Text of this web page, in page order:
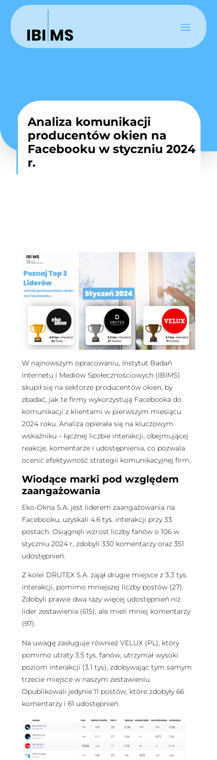
Analiza komunikacji
producentów okien na
Facebooku w styczniu 2024
r.
W najnowszym opracowaniu, Instytut Badań
Internetu i Mediów Społecznościowych (IBIMS)
skupił się na sektorze producentów okien, by
zbadać, jak te firmy wykorzystują Facebooka do
komunikacji z klientami w pierwszym miesiącu
2024 roku. Analiza opierała się na kluczowym
wskaźniku – łącznej liczbie interakcji, obejmującej
reakcje, komentarze i udostępnienia, co pozwala
ocenić efektywność strategii komunikacyjnej firm.
Wiodące marki pod względem
zaangażowania
Eko-Okna S.A. jest liderem zaangażowania na
Facebooku, uzyskali 4.6 tys. interakcji przy 33
postach. Osiągnęli wzrost liczby fanów o 106 w
styczniu 2024 r, zdobyli 330 komentarzy oraz 351
udostępnień.
Z kolei DRUTEX S.A. zajął drugie miejsce z 3.3 tys.
interakcji, pomimo mniejszej liczby postów (27).
Zdobyli prawie dwa razy więcej udostępnień niż
lider zestawienia (615), ale mieli mniej komentarzy
(97).
Na uwagę zasługuje również VELUX (PL), który
pomimo utraty 3.5 tys. fanów, utrzymał wysoki
poziom interakcji (3.1 tys), zdobywając tym samym
trzecie miejsce w naszym zestawieniu.
Opublikowali jedynie 11 postów, które zdobyły 66
komentarzy i 61 udostępnień.